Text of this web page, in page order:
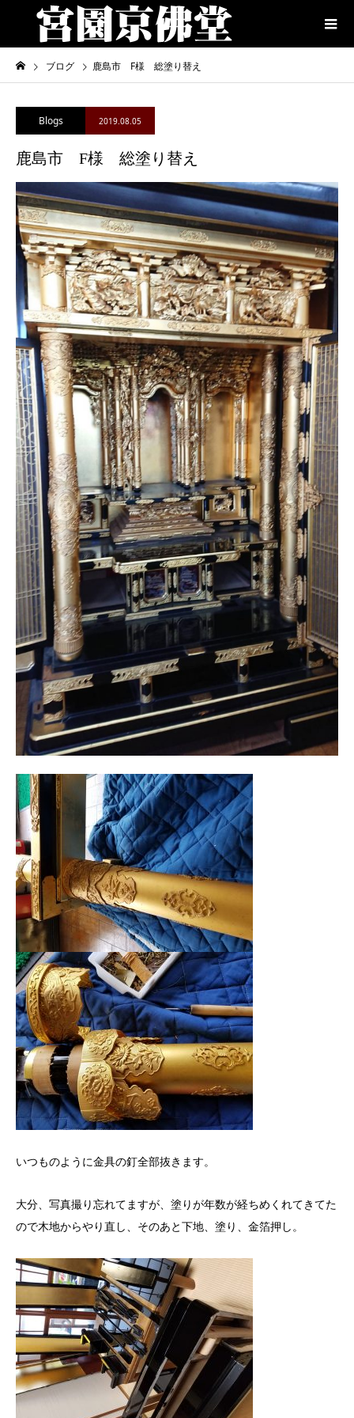
ブログ 鹿島市 F様 総塗り替え
Blogs 2019.08.05
鹿島市 F様 総塗り替え
いつものように金具の釘全部抜きます。
大分、写真撮り忘れてますが、塗りが年数が経ちめくれてきてた
ので木地からやり直し、そのあと下地、塗り、金箔押し。